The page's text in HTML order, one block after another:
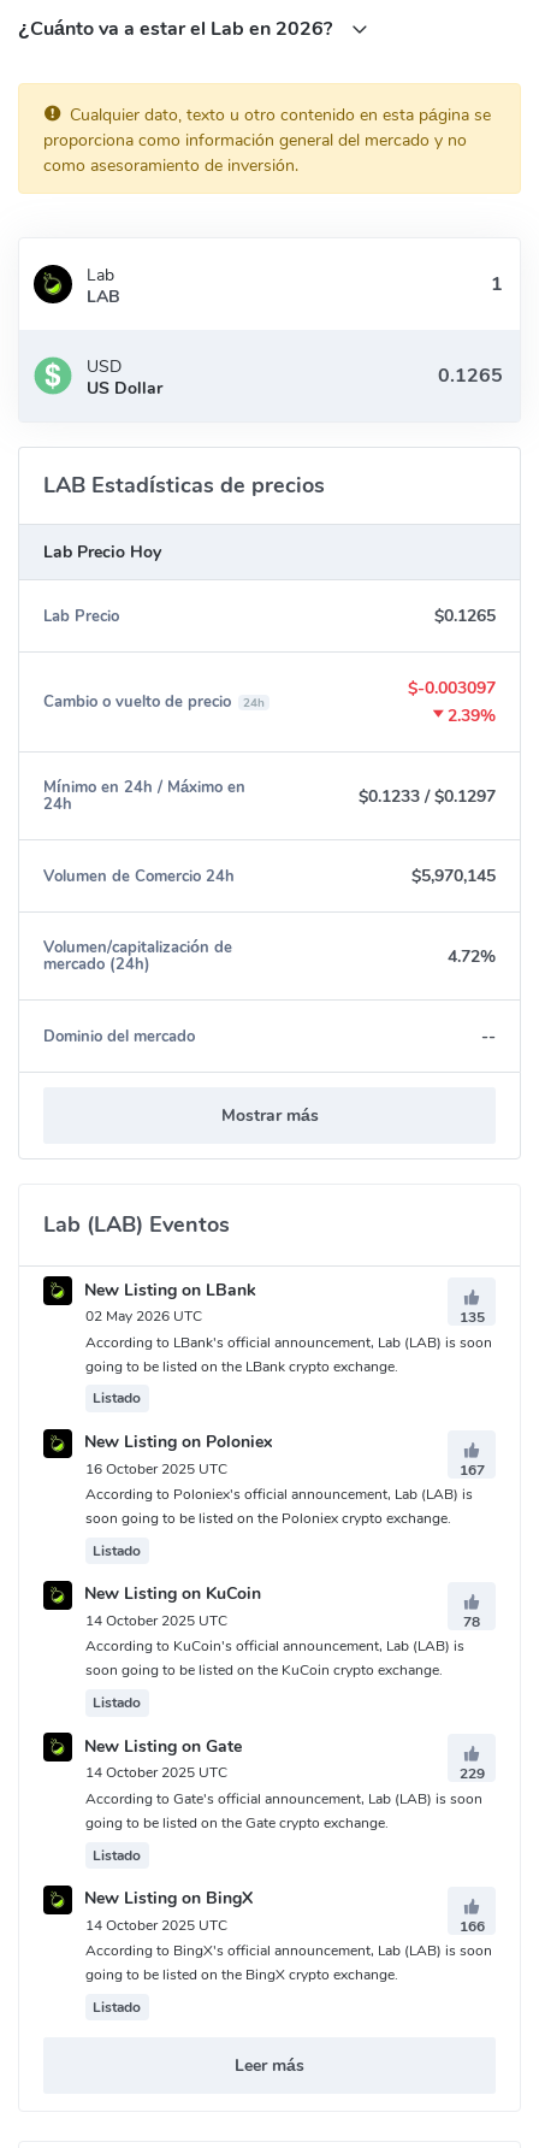
¿Cuánto va a estar el Lab en 2026?
Cualquier dato, texto u otro contenido en esta página se
proporciona como información general del mercado y no
como asesoramiento de inversión.
Lab
LAB
USD
US Dollar
LAB Estadísticas de precios
Lab Precio Hoy
Lab Precio $0.1265
Cambio o vuelto de precio 24h
$-0.003097
2.39%
Mínimo en 24h / Máximo en
24h $0.1233 /$0.1297
Volumen de Comercio 24h $5,970,145
Volumen/capitalización de
mercado (24h) 4.72%
Dominio del mercado --
Mostrar más
Lab (LAB) Eventos
New Listing on LBank
02 May 2026 UTC
135
According to LBank's official announcement, Lab (LAB) is soon
going to be listed on the LBank crypto exchange.
Listado
New Listing on Poloniex
16 October 2025 UTC
167
According to Poloniex's official announcement, Lab (LAB) is
soon going to be listed on the Poloniex crypto exchange.
Listado
New Listing on KuCoin
14 October 2025 UTC
78
According to KuCoin's official announcement, Lab (LAB) is
soon going to be listed on the KuCoin crypto exchange.
Listado
New Listing on Gate
14 October 2025 UTC
229
According to Gate's official announcement, Lab (LAB) is soon
going to be listed on the Gate crypto exchange.
Listado
New Listing on BingX
14 October 2025 UTC
166
According to BingX's official announcement, Lab (LAB) is soon
going to be listed on the BingX crypto exchange.
Listado
Leer más